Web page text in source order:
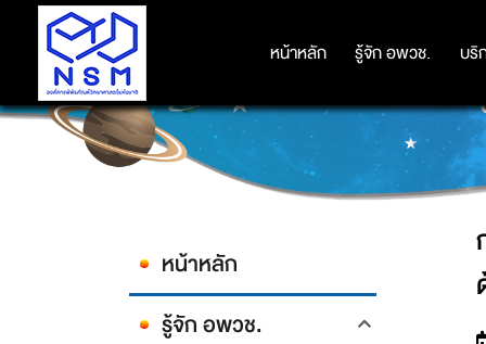
หน้าหลัก รู้จัก อพวช. บริ
หน้าหลัก รู้จัก อพวช. บริ
การสัมมนาเชิงปฏิบัติการ
หน้าหลัก
รู้จัก อพวช.